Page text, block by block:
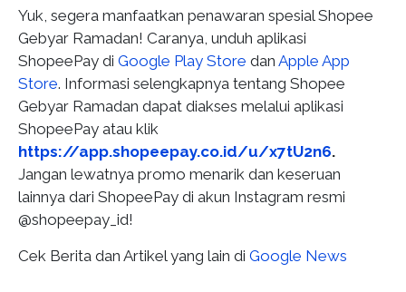
Yuk, segera manfaatkan penawaran spesial Shopee
Gebyar Ramadan! Caranya, unduh aplikasi
ShopeePay di Google Play Store dan Apple App
Store. Informasi selengkapnya tentang Shopee
Gebyar Ramadan dapat diakses melalui aplikasi
ShopeePay atau klik
https://app.shopeepay.co.id/u/x7tU2n6.
Jangan lewatnya promo menarik dan keseruan
lainnya dari ShopeePay di akun Instagram resmi
@shopeepay_id!
Cek Berita dan Artikel yang lain di Google News